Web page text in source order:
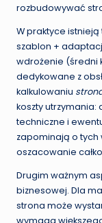
rozbudowywać
W praktyce
szablon +
wdrożenie (średni
dedykowane z
kalkulowaniu
koszty
techniczne i
zapominają o tych
oszacowanie
Drugim ważnym
biznesowej. Dla
strona może
wymaga